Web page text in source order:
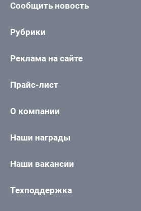
Сообщить новость
Рубрики
Реклама на сайте
Прайс-лист
О компании
Наши награды
Наши вакансии
Техподдержка